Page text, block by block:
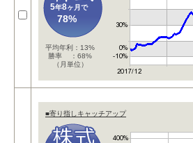
5年8ヶ月で
78%
平均年利：13%
勝率 ：68%
（月単位）
■寄り指しキャッチアップ